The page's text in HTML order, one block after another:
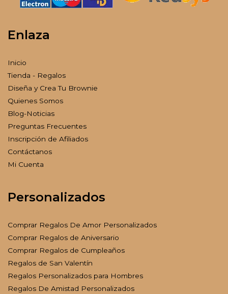
Enlaza
Inicio
Tienda - Regalos
Diseña y Crea Tu Brownie
Quienes Somos
Blog-Noticias
Preguntas Frecuentes
Inscripción de Afiliados
Contáctanos
Mi Cuenta
Personalizados
Comprar Regalos De Amor Personalizados
Comprar Regalos de Aniversario
Comprar Regalos de Cumpleaños
Regalos de San Valentín
Regalos Personalizados para Hombres
Regalos De Amistad Personalizados